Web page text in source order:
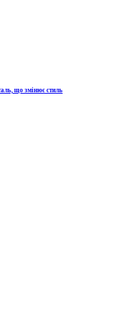
що змінює стиль